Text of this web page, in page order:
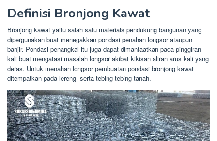
Definisi Bronjong Kawat
Bronjong kawat yaitu salah satu materials pendukung bangunan yang
dipergunakan buat menegakkan pondasi penahan longsor ataupun
banjir. Pondasi penangkal itu juga dapat dimanfaatkan pada pinggiran
kali buat mengatasi masalah longsor akibat kikisan aliran arus kali yang
deras. Untuk menahan longsor pembuatan pondasi bronjong kawat
ditempatkan pada lereng, serta tebing-tebing tanah.